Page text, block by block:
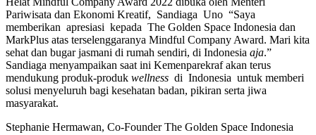
Pariwisata dan Ekonomi Kreatif, Sandiaga Uno “Saya
memberikan apresiasi kepada The Golden Space Indonesia dan
MarkPlus atas terselenggaranya Mindful Company Award. Mari kita
sehat dan bugar jasmani di rumah sendiri, di Indonesia aja.”
Sandiaga menyampaikan saat ini Kemenparekraf akan terus
mendukung produk-produk wellness di Indonesia untuk memberi
solusi menyeluruh bagi kesehatan badan, pikiran serta jiwa
masyarakat.
Stephanie Hermawan, Co-Founder The Golden Space Indonesia